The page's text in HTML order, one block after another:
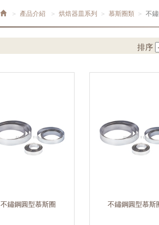
產品介紹 烘焙器皿系列 慕斯圈類 不
排序
不鏽鋼圓型慕斯圈 不鏽鋼圓型慕斯